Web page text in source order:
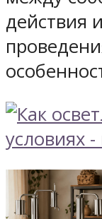
действия